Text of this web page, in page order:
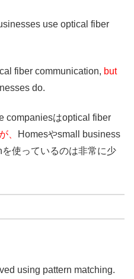
use optical fiber
fiber communication, but
do.
companiesはoptical fiber
が、
Homesやsmall business
使っているのは非常に少
using pattern matching.